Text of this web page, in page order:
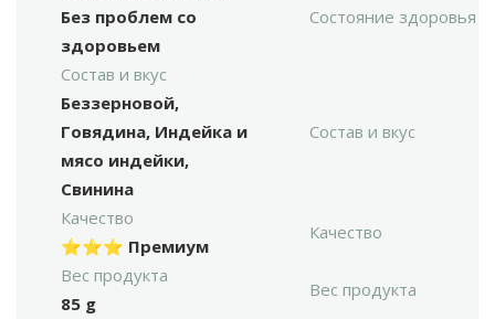
Без проблем со
здоровьем
Состояние здоровья
Состав и вкус
Беззерновой,
Говядина, Индейка и
мясо индейки,
Свинина
Состав и вкус
Качество
⭐⭐⭐ Премиум
Качество
Вес продукта
85 g
Вес продукта